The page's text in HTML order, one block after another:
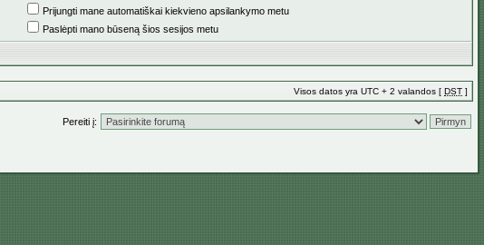
Prijungti mane automatiškai kiekvieno apsilankymo metu
Paslėpti mano būseną šios sesijos metu
Visos datos yra UTC + 2 valandos [ DST ]
Pereiti į: